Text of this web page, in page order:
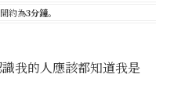
約為3分鐘。
我的人應該都知道我是